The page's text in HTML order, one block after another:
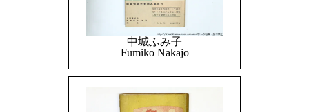
中城ふみ子
Fumiko Nakajo